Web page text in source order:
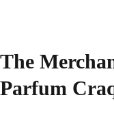
The
Parfum